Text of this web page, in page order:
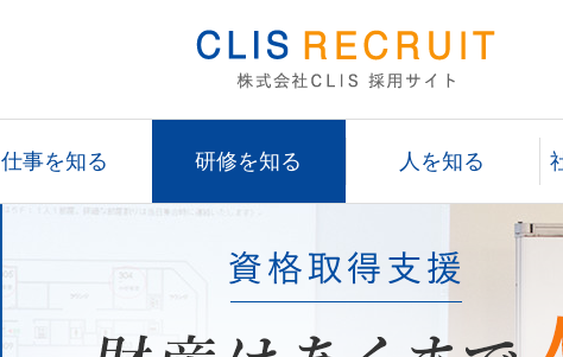
仕事を知る 研修を知る 人を知る